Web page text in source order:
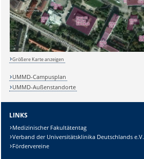
Sicherheitsabfrage:
Lösung:
Größere Karte anzeigen
UMMD-Campusplan
UMMD-Außenstandorte
LINKS
Medizinischer Fakultätentag
Verband der Universitätsklinika Deutschlands e.V.
Fördervereine